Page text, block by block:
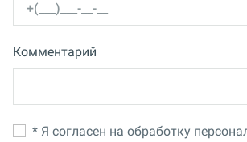
Комментарий
* Я согласен на обработку